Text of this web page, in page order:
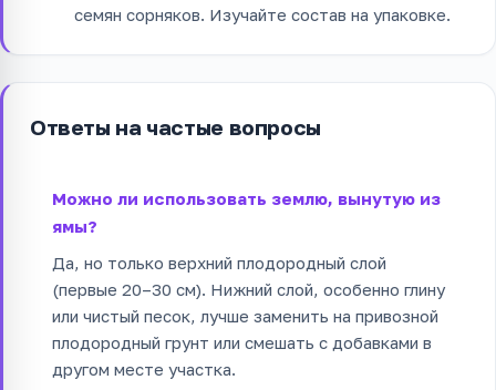
семян сорняков. Изучайте состав на упаковке.
Ответы на частые вопросы
Можно ли использовать землю, вынутую из
ямы?
Да, но только верхний плодородный слой
(первые 20–30 см). Нижний слой, особенно глину
или чистый песок, лучше заменить на привозной
плодородный грунт или смешать с добавками в
другом месте участка.